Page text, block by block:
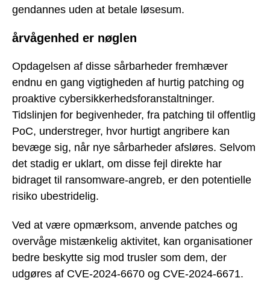
gendannes uden at betale løsesum.
årvågenhed er nøglen
Opdagelsen af disse sårbarheder fremhæver
endnu en gang vigtigheden af hurtig patching og
proaktive cybersikkerhedsforanstaltninger.
Tidslinjen for begivenheder, fra patching til offentlig
PoC, understreger, hvor hurtigt angribere kan
bevæge sig, når nye sårbarheder afsløres. Selvom
det stadig er uklart, om disse fejl direkte har
bidraget til ransomware-angreb, er den potentielle
risiko ubestridelig.
Ved at være opmærksom, anvende patches og
overvåge mistænkelig aktivitet, kan organisationer
bedre beskytte sig mod trusler som dem, der
udgøres af CVE-2024-6670 og CVE-2024-6671.